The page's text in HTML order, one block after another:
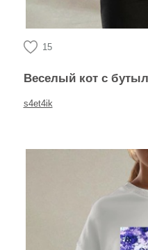
15
Веселый кот с бутылкой
s4et4ik